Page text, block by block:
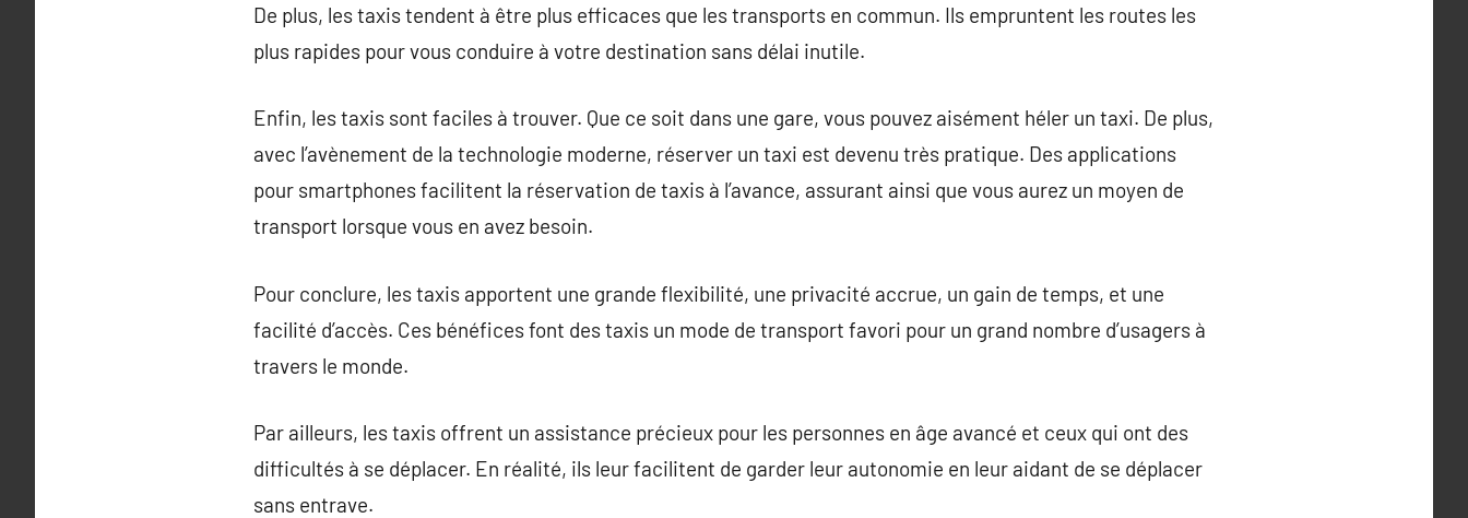
De plus, les taxis tendent à être plus efficaces que les transports en commun. Ils empruntent les routes les
plus rapides pour vous conduire à votre destination sans délai inutile.
Enfin, les taxis sont faciles à trouver. Que ce soit dans une gare, vous pouvez aisément héler un taxi. De plus,
avec l’avènement de la technologie moderne, réserver un taxi est devenu très pratique. Des applications
pour smartphones facilitent la réservation de taxis à l’avance, assurant ainsi que vous aurez un moyen de
transport lorsque vous en avez besoin.
Pour conclure, les taxis apportent une grande flexibilité, une privacité accrue, un gain de temps, et une
facilité d’accès. Ces bénéfices font des taxis un mode de transport favori pour un grand nombre d’usagers à
travers le monde.
Par ailleurs, les taxis offrent un assistance précieux pour les personnes en âge avancé et ceux qui ont des
difficultés à se déplacer. En réalité, ils leur facilitent de garder leur autonomie en leur aidant de se déplacer
sans entrave.